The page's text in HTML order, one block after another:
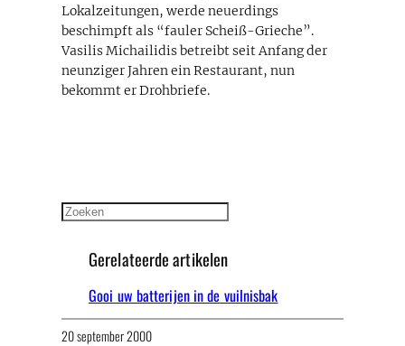
Lokalzeitungen, werde neuerdings
beschimpft als “fauler Scheiß-Grieche”.
Vasilis Michailidis betreibt seit Anfang der
neunziger Jahren ein Restaurant, nun
bekommt er Drohbriefe.
Zoeken
Gerelateerde artikelen
Gooi uw batterijen in de vuilnisbak
20 september 2000